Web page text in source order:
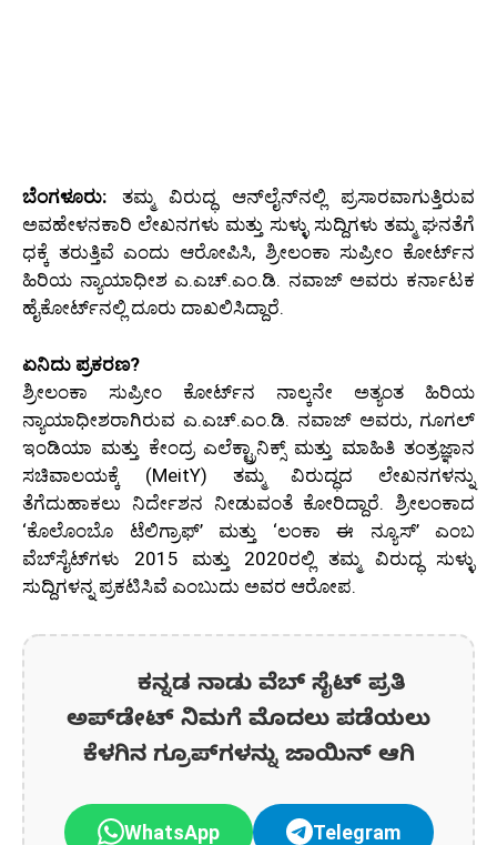
ಬೆಂಗಳೂರು:
ತಮ್ಮ ವಿರುದ್ಧ ಆನ್‌ಲೈನ್‌ನಲ್ಲಿ ಪ್ರಸಾರವಾಗುತ್ತಿರುವ
ಅವಹೇಳನಕಾರಿ ಲೇಖನಗಳು ಮತ್ತು ಸುಳ್ಳು ಸುದ್ದಿಗಳು ತಮ್ಮ ಘನತೆಗೆ
ಧಕ್ಕೆ ತರುತ್ತಿವೆ ಎಂದು ಆರೋಪಿಸಿ, ಶ್ರೀಲಂಕಾ ಸುಪ್ರೀಂ ಕೋರ್ಟ್‌ನ
ಹಿರಿಯ ನ್ಯಾಯಾಧೀಶ ಎ.ಎಚ್.ಎಂ.ಡಿ. ನವಾಜ್ ಅವರು ಕರ್ನಾಟಕ
ಹೈಕೋರ್ಟ್‌ನಲ್ಲಿ ದೂರು ದಾಖಲಿಸಿದ್ದಾರೆ.
ಏನಿದು ಪ್ರಕರಣ?
ಶ್ರೀಲಂಕಾ ಸುಪ್ರೀಂ ಕೋರ್ಟ್‌ನ ನಾಲ್ಕನೇ ಅತ್ಯಂತ ಹಿರಿಯ
ನ್ಯಾಯಾಧೀಶರಾಗಿರುವ ಎ.ಎಚ್.ಎಂ.ಡಿ. ನವಾಜ್ ಅವರು, ಗೂಗಲ್
ಇಂಡಿಯಾ ಮತ್ತು ಕೇಂದ್ರ ಎಲೆಕ್ಟ್ರಾನಿಕ್ಸ್ ಮತ್ತು ಮಾಹಿತಿ ತಂತ್ರಜ್ಞಾನ
ಸಚಿವಾಲಯಕ್ಕೆ (MeitY) ತಮ್ಮ ವಿರುದ್ಧದ ಲೇಖನಗಳನ್ನು
ತೆಗೆದುಹಾಕಲು ನಿರ್ದೇಶನ ನೀಡುವಂತೆ ಕೋರಿದ್ದಾರೆ. ಶ್ರೀಲಂಕಾದ
‘ಕೊಲೊಂಬೊ ಟೆಲಿಗ್ರಾಫ್’ ಮತ್ತು ‘ಲಂಕಾ ಈ ನ್ಯೂಸ್’ ಎಂಬ
ವೆಬ್‌ಸೈಟ್‌ಗಳು 2015 ಮತ್ತು 2020ರಲ್ಲಿ ತಮ್ಮ ವಿರುದ್ಧ ಸುಳ್ಳು
ಸುದ್ದಿಗಳನ್ನ ಪ್ರಕಟಿಸಿವೆ ಎಂಬುದು ಅವರ ಆರೋಪ.
ಕನ್ನಡ ನಾಡು ವೆಬ್ ಸೈಟ್ ಪ್ರತಿ
ಅಪ್‌ಡೇಟ್‌ ನಿಮಗೆ ಮೊದಲು ಪಡೆಯಲು
ಕೆಳಗಿನ ಗ್ರೂಪ್‌ಗಳನ್ನು ಜಾಯಿನ್ ಆಗಿ
WhatsApp Telegram